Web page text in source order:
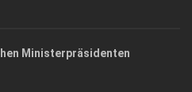
Ministerpräsidenten